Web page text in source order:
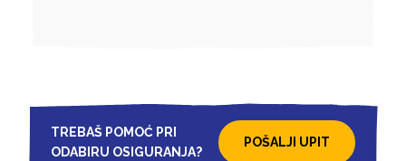
TREBAŠ POMOĆ PRI
ODABIRU OSIGURANJA?
POŠALJI UPIT